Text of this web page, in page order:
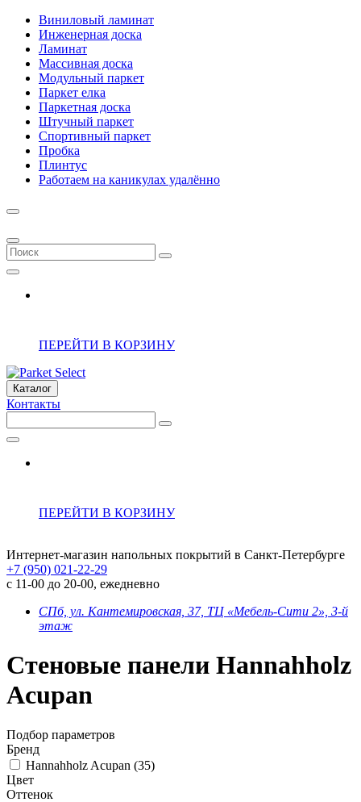
Виниловый ламинат
Инженерная доска
Ламинат
Массивная доска
Модульный паркет
Паркет елка
Паркетная доска
Штучный паркет
Спортивный паркет
Пробка
Плинтус
Работаем на каникулах удалённо
ПЕРЕЙТИ В КОРЗИНУ
Каталог
Контакты
ПЕРЕЙТИ В КОРЗИНУ
Интернет-магазин напольных покрытий в Санкт-Петербурге
+7 (950) 021-22-29
с 11-00 до 20-00, ежедневно
СПб, ул. Кантемировская, 37, ТЦ «Мебель-Сити 2», 3-й
этаж
Стеновые панели Hannahholz
Acupan
Подбор параметров
Бренд
Hannahholz Acupan (35)
Цвет
Оттенок